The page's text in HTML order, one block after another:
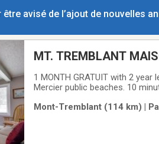
avisé de l’ajout de nouvelles
MT. TREMBLANT
1 MONTH GRATUIT with 2
Mercier public beaches. 10
Sac . Heating, snow
Mont-Tremblant (114 km) |